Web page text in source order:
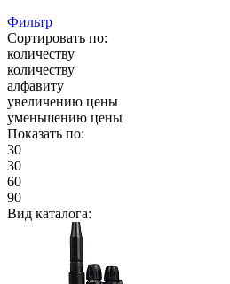
Фильтр
Сортировать по:
количеству
количеству
алфавиту
увеличению цены
уменьшению цены
Показать по:
30
30
60
90
Вид каталога: